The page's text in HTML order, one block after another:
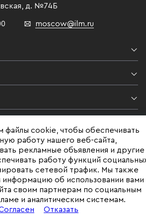
д. №74Б
moscow@ilm.ru
защищены
информация, в т.ч. стоимости объектов,
характер
файлы cookie, чтобы обеспечивать
работу нашего веб-сайта,
рекламные объявления и другие
работу функций
сетевой трафик. Мы также
информацию об использовании вами
своим партнерам по социальным
и аналитическим системам.
Отказать